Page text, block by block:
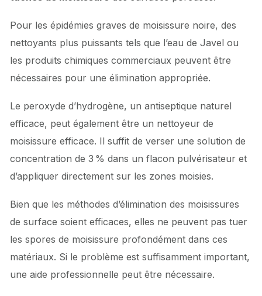
Pour les épidémies graves de moisissure noire, des
nettoyants plus puissants tels que l’eau de Javel ou
les produits chimiques commerciaux peuvent être
nécessaires pour une élimination appropriée.
Le peroxyde d’hydrogène, un antiseptique naturel
efficace, peut également être un nettoyeur de
moisissure efficace. Il suffit de verser une solution de
concentration de 3 % dans un flacon pulvérisateur et
d’appliquer directement sur les zones moisies.
Bien que les méthodes d’élimination des moisissures
de surface soient efficaces, elles ne peuvent pas tuer
les spores de moisissure profondément dans ces
matériaux. Si le problème est suffisamment important,
une aide professionnelle peut être nécessaire.